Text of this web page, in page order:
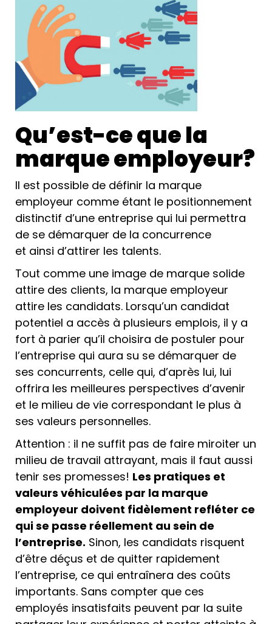
Qu’est-ce que la
marque employeur?
Il est possible de définir la marque
employeur comme étant le positionnement
distinctif d’une entreprise qui lui permettra
de se démarquer de la concurrence
et ainsi d’attirer les talents.
Tout comme une image de marque solide
attire des clients, la marque employeur
attire les candidats. Lorsqu’un candidat
potentiel a accès à plusieurs emplois, il y a
fort à parier qu’il choisira de postuler pour
l’entreprise qui aura su se démarquer de
ses concurrents, celle qui, d’après lui, lui
offrira les meilleures perspectives d’avenir
et le milieu de vie correspondant le plus à
ses valeurs personnelles.
Attention : il ne suffit pas de faire miroiter un
milieu de travail attrayant, mais il faut aussi
tenir ses promesses! Les pratiques et
valeurs véhiculées par la marque
employeur doivent fidèlement refléter ce
qui se passe réellement au sein de
l’entreprise. Sinon, les candidats risquent
d’être déçus et de quitter rapidement
l’entreprise, ce qui entraînera des coûts
importants. Sans compter que ces
employés insatisfaits peuvent par la suite